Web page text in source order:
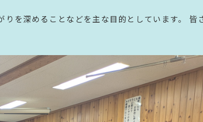
を深めることなどを主な目的としています。 皆